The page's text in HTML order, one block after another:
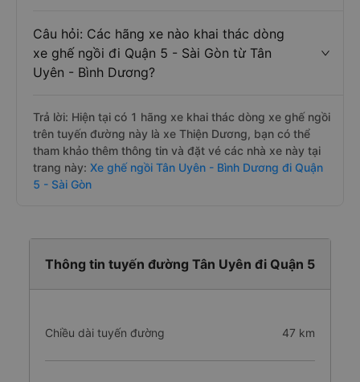
Câu hỏi: Các hãng xe nào khai thác dòng
xe ghế ngồi đi Quận 5 - Sài Gòn từ Tân
Uyên - Bình Dương?
Trả lời: Hiện tại có 1 hãng xe khai thác dòng xe ghế ngồi
trên tuyến đường này là xe Thiện Dương, bạn có thể
tham khảo thêm thông tin và đặt vé các nhà xe này tại
trang này: Xe ghế ngồi Tân Uyên - Bình Dương đi Quận
5 - Sài Gòn
Thông tin tuyến đường Tân Uyên đi Quận 5
Chiều dài tuyến đường 47 km